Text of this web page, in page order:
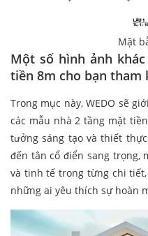
Mặt
Một số hình ảnh
tiền 8m cho bạn tham
Trong mục này, WEDO sẽ
các mẫu nhà 2 tầng mặt
tưởng sáng tạo và thiết
đến tân cổ điển sang
và tinh tế trong từng chi
những ai yêu thích sự hoàn